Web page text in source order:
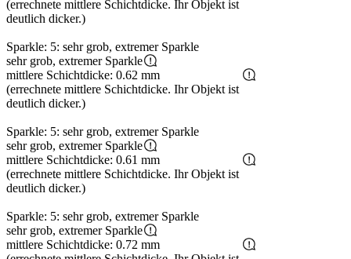
(errechnete mittlere Schichtdicke. Ihr Objekt ist
deutlich dicker.)
Sparkle: 5: sehr grob, extremer Sparkle
sehr grob, extremer Sparkle
mittlere Schichtdicke: 0.62 mm
(errechnete mittlere Schichtdicke. Ihr Objekt ist
deutlich dicker.)
Sparkle: 5: sehr grob, extremer Sparkle
sehr grob, extremer Sparkle
mittlere Schichtdicke: 0.61 mm
(errechnete mittlere Schichtdicke. Ihr Objekt ist
deutlich dicker.)
Sparkle: 5: sehr grob, extremer Sparkle
sehr grob, extremer Sparkle
mittlere Schichtdicke: 0.72 mm